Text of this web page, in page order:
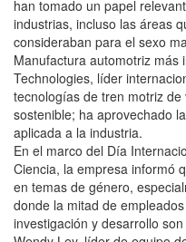
han tomado un papel
industrias, incluso las áreas
consideraban para el sexo
Manufactura automotriz más
Technologies, líder
tecnologías de tren motriz
sostenible; ha aprovechado
aplicada a la industria.
En el marco del Día
Ciencia, la empresa informó
en temas de género,
donde la mitad de
investigación y desarrollo